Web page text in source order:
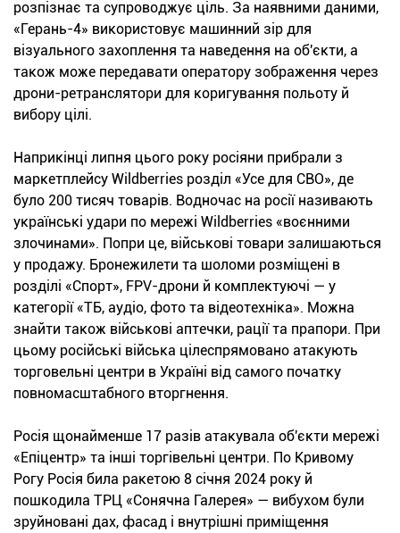
розпізнає та супроводжує ціль. За наявними даними,
«Герань-4» використовує машинний зір для
візуального захоплення та наведення на об'єкти, а
також може передавати оператору зображення через
дрони-ретранслятори для коригування польоту й
вибору цілі.
Наприкінці липня цього року росіяни прибрали з
маркетплейсу Wildberries розділ «Усе для СВО», де
було 200 тисяч товарів. Водночас на росії називають
українські удари по мережі Wildberries «воєнними
злочинами». Попри це, військові товари залишаються
у продажу. Бронежилети та шоломи розміщені в
розділі «Спорт», FPV-дрони й комплектуючі — у
категорії «ТБ, аудіо, фото та відеотехніка». Можна
знайти також військові аптечки, рації та прапори. При
цьому російські війська цілеспрямовано атакують
торговельні центри в Україні від самого початку
повномасштабного вторгнення.
Росія щонайменше 17 разів атакувала об'єкти мережі
«Епіцентр» та інші торгівельні центри. По Кривому
Рогу Росія била ракетою 8 січня 2024 року й
пошкодила ТРЦ «Сонячна Галерея» — вибухом були
зруйновані дах, фасад і внутрішні приміщення